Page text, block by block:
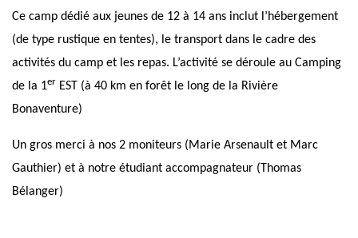
Ce camp dédié aux jeunes de 12 à 14 ans inclut l’hébergement
(de type rustique en tentes), le transport dans le cadre des
activités du camp et les repas. L’activité se déroule au Camping
de la 1er EST (à 40 km en forêt le long de la Rivière
Bonaventure)
Un gros merci à nos 2 moniteurs (Marie Arsenault et Marc
Gauthier) et à notre étudiant accompagnateur (Thomas
Bélanger)